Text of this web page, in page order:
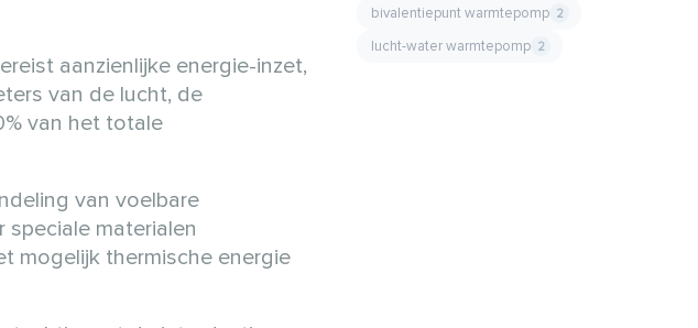
aanzienlijke energie-inzet,
van de lucht, de
van het totale
van voelbare
materialen
mogelijk thermische energie
bivalentiepunt warmtepomp 2
lucht-water warmtepomp 2